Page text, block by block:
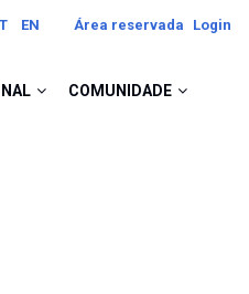
EN Área reservada Login
COMUNIDADE